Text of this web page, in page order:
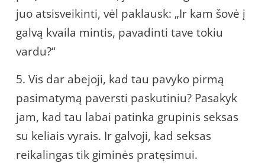
juo atsisveikinti, vėl paklausk: „Ir kam šovė į
galvą kvaila mintis, pavadinti tave tokiu
vardu?“
5. Vis dar abejoji, kad tau pavyko pirmą
pasimatymą paversti paskutiniu? Pasakyk
jam, kad tau labai patinka grupinis seksas
su keliais vyrais. Ir galvoji, kad seksas
reikalingas tik giminės pratęsimui.